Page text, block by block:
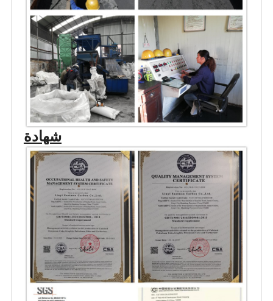
شهادة